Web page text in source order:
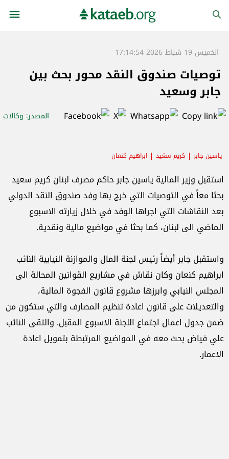
الخميس 19 شباط 2026 17:14:54
توصيات صندوق النقد محور بحث بين
جابر وسعيد
المصدر: وكالات
ياسين جابر كريم سعَيد ابراهيم كنعان
استقبل وزير المالية ياسين جابر حاكم مصرف لبنان كريم سعيد
بحثا معاً في التوصيات التي خرج بها وفد صندوق النقد الدولي
بعد النقاشات التي اجراها الوفد في خلال زيارته الاسبوع
الماضي الى لبنان، كما بحثا في مواضيع مالية ونقدية.
واستقبل جابر أيضاً رئيس لجنة المال والموازنة النيابية النائب
ابراهيم كنعان وكان نقاش في مشاريع القوانين المحالة الى
المجلس النيابي وابرزها مشروع قانون الفجوة المالية،
والتعديلات على قانون اعادة تنظيم المصارف والتي ستكون من
ضمن جدول اعمال اجتماع اللجنة الاسبوع المقبل. والتقى النائب
علي فياض بحث معه في المواضيع المرتبطة بتمويل اعادة
الاعمار.